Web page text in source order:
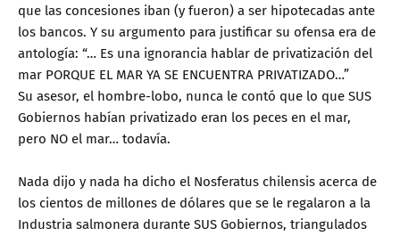
que las concesiones iban (y fueron) a ser hipotecadas ante
los bancos. Y su argumento para justificar su ofensa era de
antología: “… Es una ignorancia hablar de privatización del
mar PORQUE EL MAR YA SE ENCUENTRA PRIVATIZADO…”
Su asesor, el hombre-lobo, nunca le contó que lo que SUS
Gobiernos habían privatizado eran los peces en el mar,
pero NO el mar… todavía.
Nada dijo y nada ha dicho el Nosferatus chilensis acerca de
los cientos de millones de dólares que se le regalaron a la
Industria salmonera durante SUS Gobiernos, triangulados